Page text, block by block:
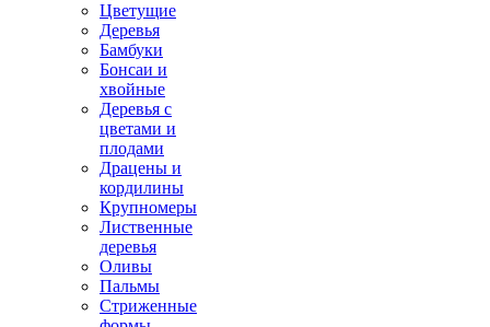
Цветущие
Деревья
Бамбуки
Бонсаи и
хвойные
Деревья с
цветами и
плодами
Драцены и
кордилины
Крупномеры
Лиственные
деревья
Оливы
Пальмы
Стриженные